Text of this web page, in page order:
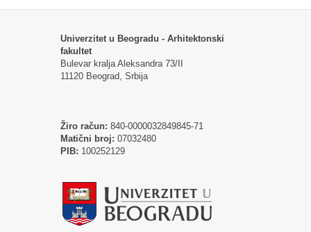
Univerzitet u Beogradu - Arhitektonski
fakultet
Bulevar kralja Aleksandra 73/II
11120 Beograd, Srbija
Žiro račun: 840-0000032849845-71
Matični broj: 07032480
PIB: 100252129